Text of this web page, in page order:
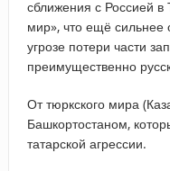
сближения с Россией в
мир», что ещё сильнее
угрозе потери части
преимущественно
От тюркского мира
Башкортостаном,
татарской агрессии.